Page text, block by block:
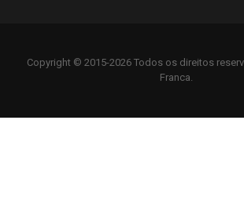
Copyright © 2015-2026 Todos os direitos
Franca.